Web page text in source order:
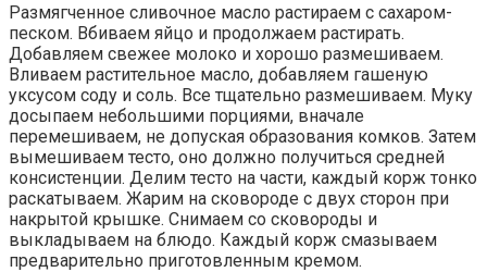
Размягченное сливочное масло растираем с сахаром-
песком. Вбиваем яйцо и продолжаем растирать.
Добавляем свежее молоко и хорошо размешиваем.
Вливаем растительное масло, добавляем гашеную
уксусом соду и соль. Все тщательно размешиваем. Муку
досыпаем небольшими порциями, вначале
перемешиваем, не допуская образования комков. Затем
вымешиваем тесто, оно должно получиться средней
консистенции. Делим тесто на части, каждый корж тонко
раскатываем. Жарим на сковороде с двух сторон при
накрытой крышке. Снимаем со сковороды и
выкладываем на блюдо. Каждый корж смазываем
предварительно приготовленным кремом.